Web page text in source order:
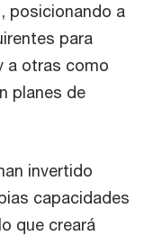
posicionando a
para
a otras como
planes de
invertido
capacidades
que creará